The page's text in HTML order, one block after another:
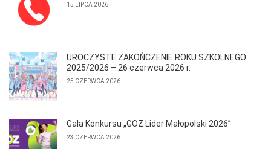
15 LIPCA 2026
UROCZYSTE ZAKOŃCZENIE ROKU SZKOLNEGO
2025/2026 – 26 czerwca 2026 r.
25 CZERWCA 2026
Gala Konkursu „GOZ Lider Małopolski 2026”
23 CZERWCA 2026